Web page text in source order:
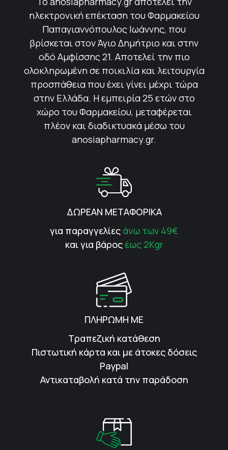
ηλεκτρονική επέκταση του Φαρμακείου
Παπαγιαννόπουλος Ιωάννης, που
βρίσκεται στον Άγιο Δημήτριο και στην
οδό Αμφίσσης 21. Αποτελεί την πιο
ολοκληρωμένη σε ποικιλία και λειτουργία
προσπάθεια που έχει γίνει μέχρι τώρα
στην Ελλάδα. Η εμπειρία 25 ετών στο
χώρο του Φαρμακείου, μεταφέρεται
πλέον και διαδικτυακά μέσω του
anosiapharmacy.gr.
ΔΩΡΕΑΝ ΜΕΤΑΦΟΡΙΚΑ
για παραγγελίες άνω των 49€
και για βάρος έως 2Kgr
ΠΛΗΡΩΜΗ ΜΕ
Τραπεζική κατάθεση
Πιστωτική κάρτα και με άτοκες δόσεις
Paypal
Αντικαταβολή κατά την παράδοση